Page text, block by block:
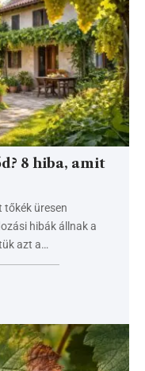
8 hiba, amit
tőkék üresen
hibák állnak a
azt a…